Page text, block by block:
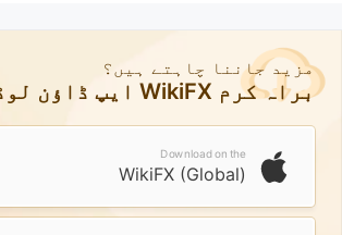
مزید جاننا چاہتے ہیں؟
براہ کرم WikiFX ایپ ڈاؤن لوڈ کریں
Download on the
WikiFX (Global)